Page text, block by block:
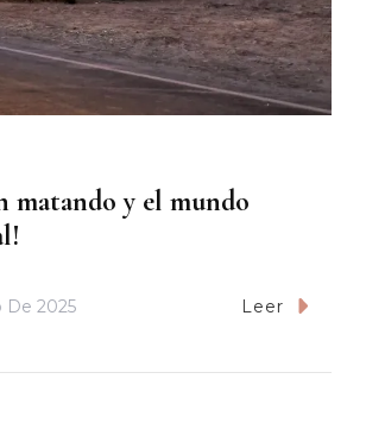
matando y el mundo
De 2025 Leer